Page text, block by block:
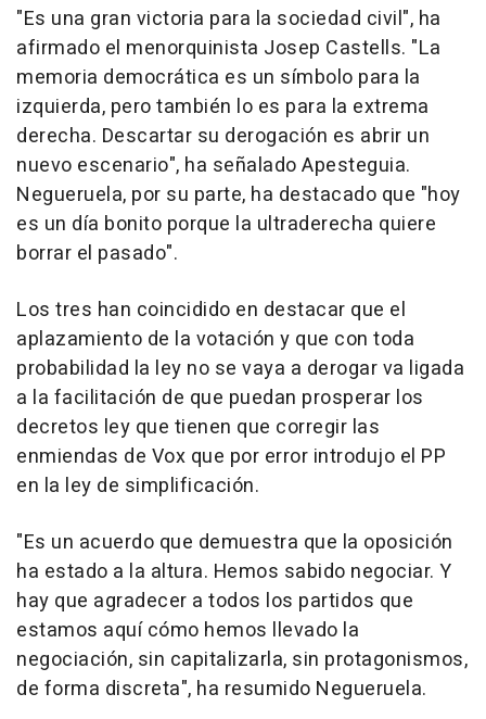
"Es una gran victoria para la sociedad civil", ha
afirmado el menorquinista Josep Castells. "La
memoria democrática es un símbolo para la
izquierda, pero también lo es para la extrema
derecha. Descartar su derogación es abrir un
nuevo escenario", ha señalado Apesteguia.
Negueruela, por su parte, ha destacado que "hoy
es un día bonito porque la ultraderecha quiere
borrar el pasado".
Los tres han coincidido en destacar que el
aplazamiento de la votación y que con toda
probabilidad la ley no se vaya a derogar va ligada
a la facilitación de que puedan prosperar los
decretos ley que tienen que corregir las
enmiendas de Vox que por error introdujo el PP
en la ley de simplificación.
"Es un acuerdo que demuestra que la oposición
ha estado a la altura. Hemos sabido negociar. Y
hay que agradecer a todos los partidos que
estamos aquí cómo hemos llevado la
negociación, sin capitalizarla, sin protagonismos,
de forma discreta", ha resumido Negueruela.